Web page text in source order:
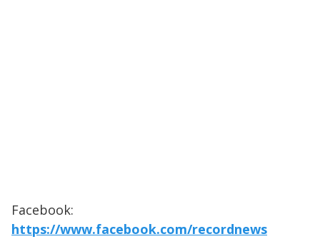
Facebook:
https://www.facebook.com/recordnews